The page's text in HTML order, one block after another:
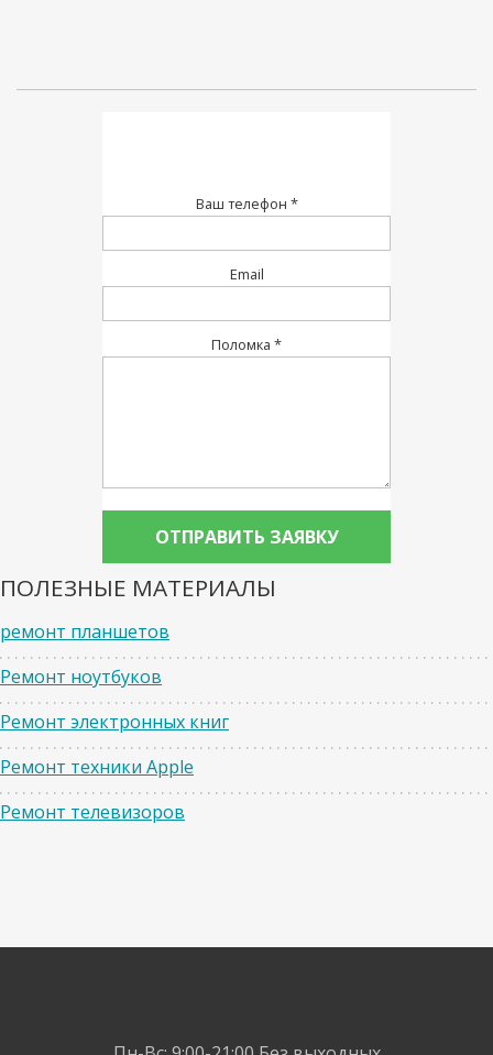
Ваш телефон *
Email
Поломка *
ПОЛЕЗНЫЕ МАТЕРИАЛЫ
ремонт планшетов
Ремонт ноутбуков
Ремонт электронных книг
Ремонт техники Apple
Ремонт телевизоров